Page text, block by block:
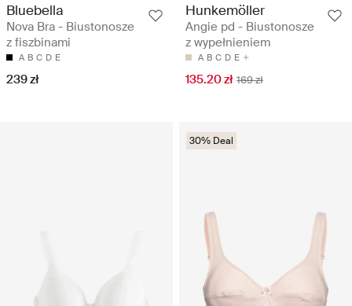
Bluebella
Nova Bra - Biustonosze
z fiszbinami
A B C D E
239 zł
Hunkemöller
Angie pd - Biustonosze
z wypełnieniem
A B C D E
135.20 zł 169 zł
30% Deal